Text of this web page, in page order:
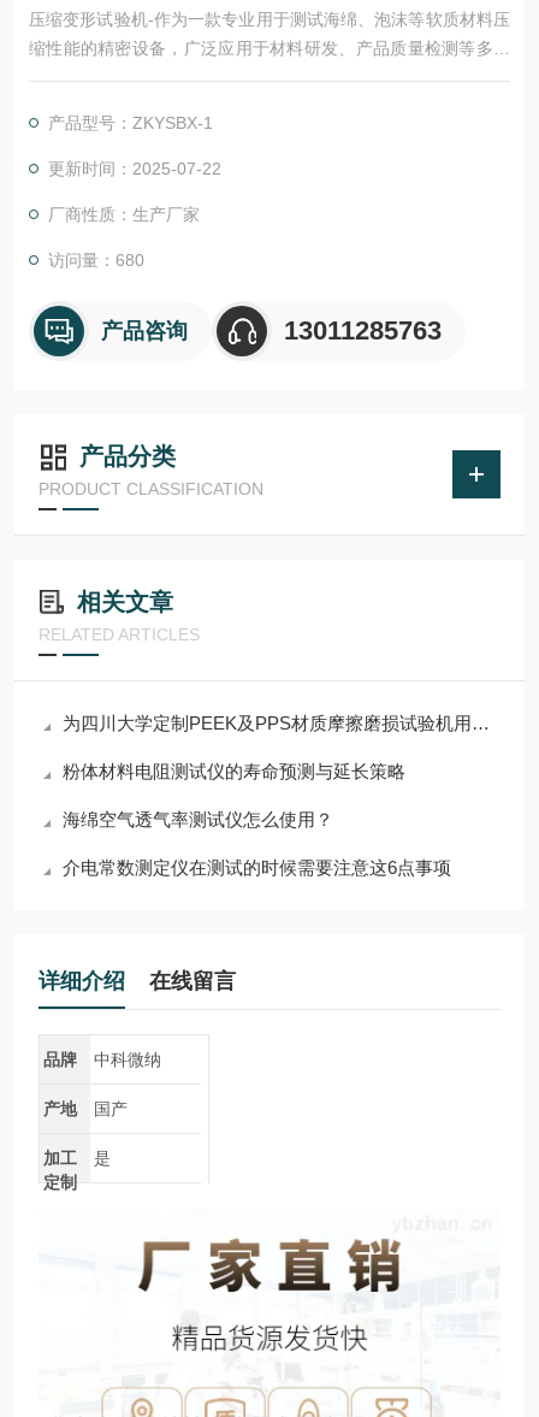
压缩变形试验机-作为一款专业用于测试海绵、泡沫等软质材料压
缩性能的精密设备，广泛应用于材料研发、产品质量检测等多个
领域。
产品型号：ZKYSBX-1
更新时间：2025-07-22
厂商性质：生产厂家
访问量：680
产品咨询 13011285763
产品分类
PRODUCT CLASSIFICATION
相关文章
RELATED ARTICLES
为四川大学定制PEEK及PPS材质摩擦磨损试验机用摩擦环
粉体材料电阻测试仪的寿命预测与延长策略
海绵空气透气率测试仪怎么使用？
介电常数测定仪在测试的时候需要注意这6点事项
详细介绍 在线留言
品牌 中科微纳
产地 国产
加工
定制
是